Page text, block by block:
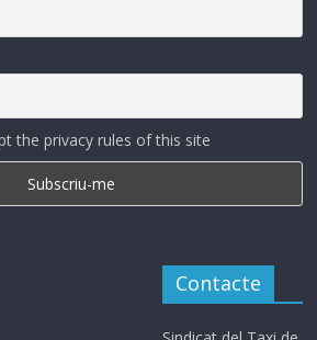
the privacy rules of this site
Contacte